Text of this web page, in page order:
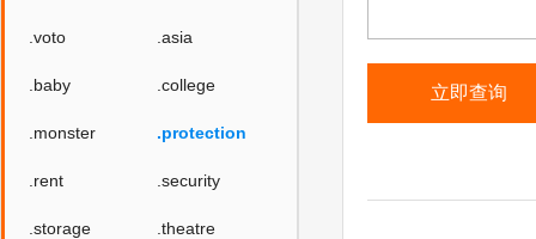
.voto .asia
.baby .college
.monster .protection
.rent .security
.storage .theatre